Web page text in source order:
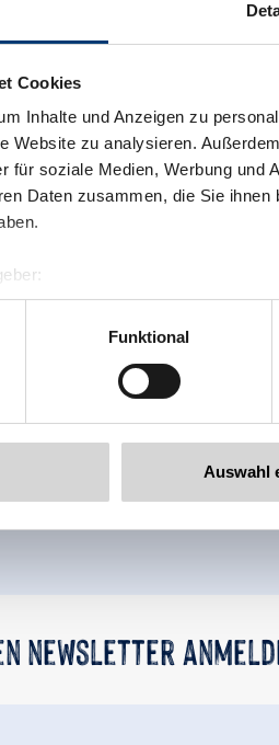
Cookies
Inhalte und Anzeigen zu
Website zu analysieren.
für soziale Medien, Werbung und
Daten zusammen, die Sie
GmbH & Co KG
Funktional
Auswahl
Zurück
newsletter